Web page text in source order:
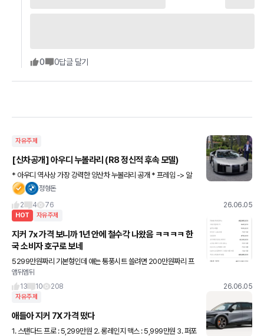
0 0답글 달기
자유주제
[신차공개] 아우디 누볼라리 (R8 정신적 후속 모델)
* 아우디 역사상 가장 강력한 양산차 누볼라리 공개 * 프레임 -> 알
루미늄 합금, 외판 -> 카본 * V8 4.0 PHEV (트라이모터) * 합산출
정형돈
2
4 76 26.06.05
HOT 자유주제
지커 7x 가격 보니까 1년 안에 철수각 나왔음 ㅋㅋㅋㅋ 한
국 소비자 호구로 보네
5299만원짜리 기본형인데 얘는 통풍시트 쓸려면 200만원짜리 프
리미엄 컴포트 패키지 기본으로 넣어야함 심지어 색깔도 실버랑 블랙
앰뒤엠뒤
13
10 208 26.06.05
자유주제
애들아 지커 7X 가격 떴다
1. 스탠다드 프로 : 5,299만원 2. 롱레인지 맥스 : 5,999만원 3. 퍼포